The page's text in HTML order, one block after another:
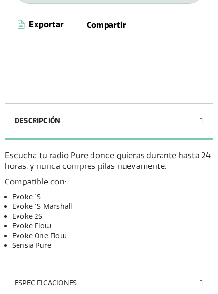
Exportar Compartir
DESCRIPCIÓN
Escucha tu radio Pure donde quieras durante hasta 24
horas, y nunca compres pilas nuevamente.
Compatible con:
Evoke 1S
Evoke 1S Marshall
Evoke 2S
Evoke Flow
Evoke One Flow
Sensia Pure
ESPECIFICACIONES